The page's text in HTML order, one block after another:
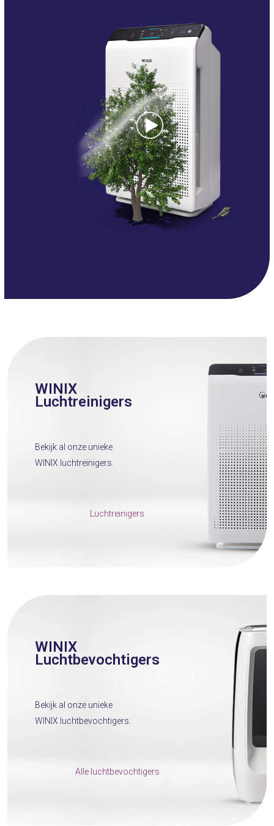
WINIX
Luchtreinigers
Bekijk al onze unieke
WINIX luchtreinigers.
Luchtreinigers
WINIX
Luchtbevochtigers
Bekijk al onze unieke
WINIX luchtbevochtigers.
Alle luchtbevochtigers